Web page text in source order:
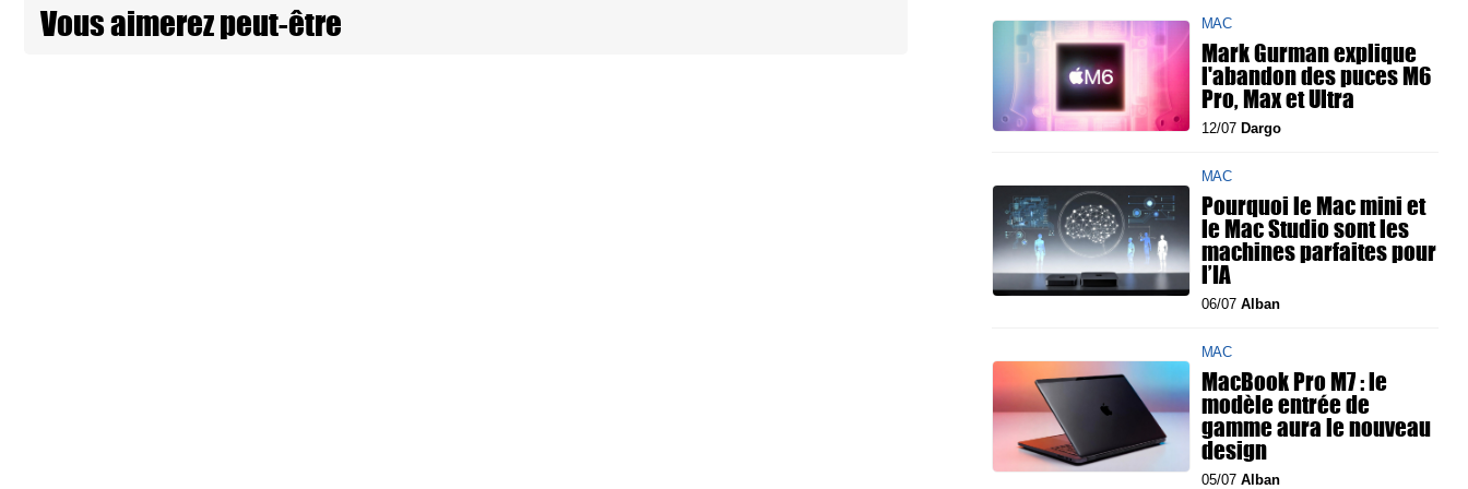
Vous aimerez peut-être MAC
Mark Gurman explique
l'abandon des puces M6
Pro, Max et Ultra
12/07 Dargo
MAC
Pourquoi le Mac mini et
le Mac Studio sont les
machines parfaites pour
l’IA
06/07 Alban
MAC
MacBook Pro M7 : le
modèle entrée de
gamme aura le nouveau
design
05/07 Alban